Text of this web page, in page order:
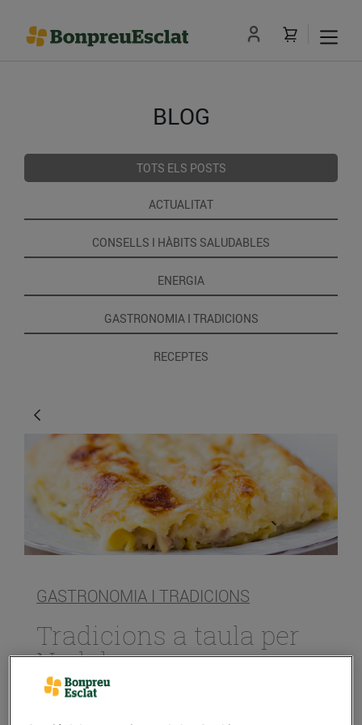
BLOG
TOTS ELS POSTS
ACTUALITAT
CONSELLS I HÀBITS SALUDABLES
ENERGIA
GASTRONOMIA I TRADICIONS
RECEPTES
GASTRONOMIA I TRADICIONS
Tradicions a taula per
Nadal
20/de desembre/2019